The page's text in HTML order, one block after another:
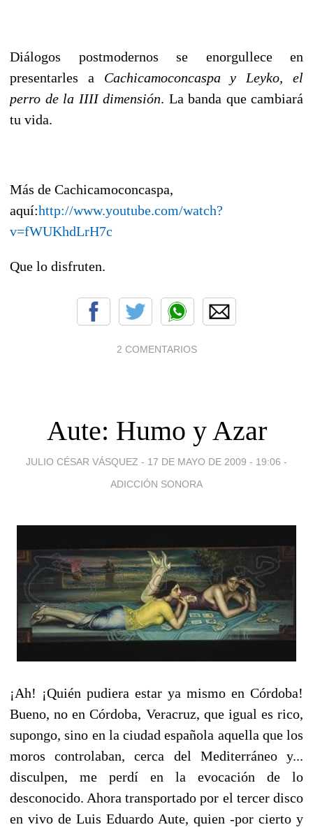
Diálogos postmodernos se enorgullece en
presentarles a Cachicamoconcaspa y Leyko, el
perro de la IIII dimensión. La banda que cambiará
tu vida.
Más de Cachicamoconcaspa,
aquí:http://www.youtube.com/watch?
v=fWUKhdLrH7c
Que lo disfruten.
2 COMENTARIOS
Aute: Humo y Azar
JULIO CÉSAR VÁSQUEZ - 17 DE MAYO DE 2009 - 19:06 -
ADICCIÓN SONORA
¡Ah! ¡Quién pudiera estar ya mismo en Córdoba!
Bueno, no en Córdoba, Veracruz, que igual es rico,
supongo, sino en la ciudad española aquella que los
moros controlaban, cerca del Mediterráneo y...
disculpen, me perdí en la evocación de lo
desconocido. Ahora transportado por el tercer disco
en vivo de Luis Eduardo Aute, quien -por cierto y